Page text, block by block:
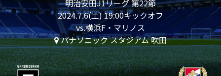
明治安田J1リーグ 第22節
2024.7.6(土) 19:00キックオフ
vs.横浜F・マリノス
パナソニック スタジアム 吹田